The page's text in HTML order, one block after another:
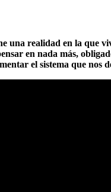
una realidad en la que
en nada más,
el sistema que nos